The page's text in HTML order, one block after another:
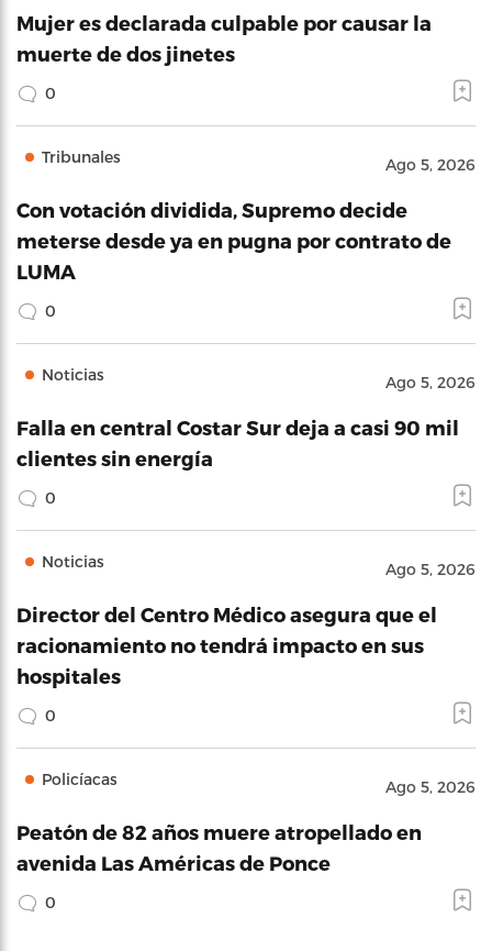
Mujer es declarada culpable por causar la
muerte de dos jinetes
0
Tribunales Ago 5, 2026
Con votación dividida, Supremo decide
meterse desde ya en pugna por contrato de
LUMA
0
Noticias Ago 5, 2026
Falla en central Costar Sur deja a casi 90 mil
clientes sin energía
0
Noticias Ago 5, 2026
Director del Centro Médico asegura que el
racionamiento no tendrá impacto en sus
hospitales
0
Policíacas Ago 5, 2026
Peatón de 82 años muere atropellado en
avenida Las Américas de Ponce
0